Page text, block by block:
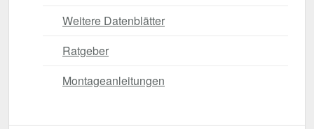
Weitere Datenblätter
Ratgeber
Montageanleitungen